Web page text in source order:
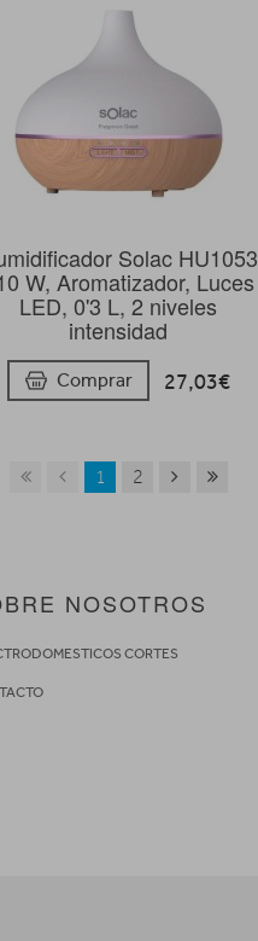
Solac HU1053
W, Aromatizador, Luces
LED, 0'3 L, 2 niveles
intensidad
Comprar 27,03€
1 2
NOSOTROS
CORTES